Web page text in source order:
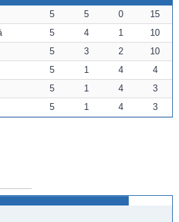
5 5 0
15
5 4 1
10
5 3 2
10
5 1 4
4
5 1 4
3
5 1 4 3